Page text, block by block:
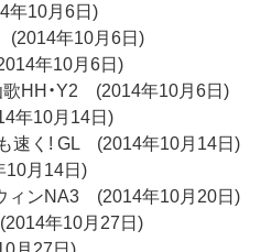
年10月6日)
年10月6日)
年10月6日)
HH・Y2 (2014年10月6日)
年10月14日)
速く! GL (2014年10月14日)
月14日)
ィンNA3 (2014年10月20日)
年10月27日)